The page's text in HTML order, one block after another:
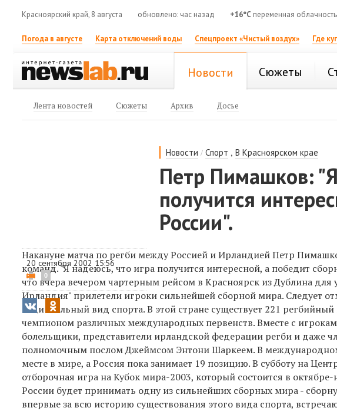
Красноярский край, 8 августа обновлено: час назад +16°C переменная облачность
Погода в августе Карта отключений воды Спецпроект «Чистый воздух» Где
Новости Сюжеты
Лента новостей Сюжеты Архив Досье
Новости /Спорт ,В Красноярском крае
Петр Пимашков:
получится
России".
20 сентября 2002 15:56
0
Накануне матча по регби между Россией и Ирландией Петр
команд. "Я надеюсь, что игра получится интересной, а победит
что вчера вечером чартерным рейсом в Красноярск из Дублина для
Ирландия" прилетели игроки сильнейшей сборной мира. Следует
национальный вид спорта. В этой стране существует 221
чемпионом различных международных первенств. Вместе с
болельщики, представители ирландской федерации регби и даже
полномочным послом Джеймсом Энтони Шаркеем. В
месте в мире, а Россия пока занимает 19 позицию. В субботу на
отборочная игра на Кубок мира-2003, который состоится в
России будет принимать одну из сильнейших сборных мира -
впервые за всю историю существования этого вида спорта,